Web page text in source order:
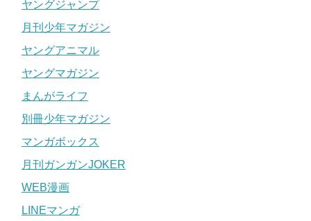
ヤングジャンプ
月刊少年マガジン
ヤングアニマル
ヤングマガジン
まんがライフ
別冊少年マガジン
マンガボックス
月刊ガンガンJOKER
WEB漫画
LINEマンガ